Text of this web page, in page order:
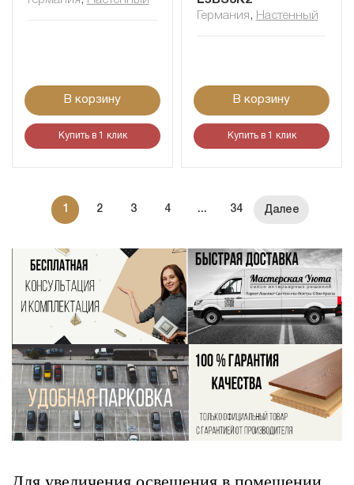
В корзину
Купить в 1 клик
Германия , Настенный
В корзину
Купить в 1 клик
1 2 3 4 ... 34